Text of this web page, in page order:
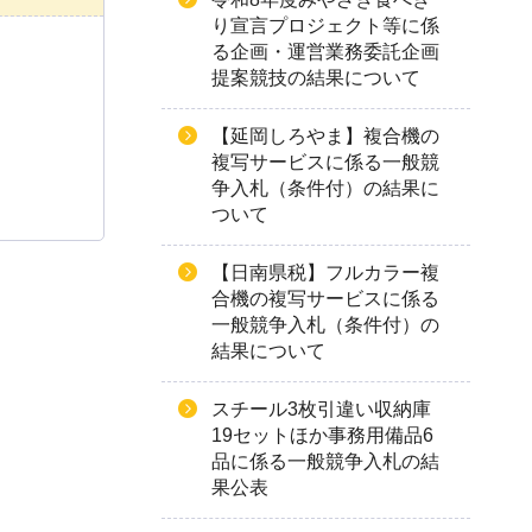
り宣言プロジェクト等に係
る企画・運営業務委託企画
提案競技の結果について
【延岡しろやま】複合機の
複写サービスに係る一般競
争入札（条件付）の結果に
ついて
【日南県税】フルカラー複
合機の複写サービスに係る
一般競争入札（条件付）の
結果について
スチール3枚引違い収納庫
19セットほか事務用備品6
品に係る一般競争入札の結
果公表